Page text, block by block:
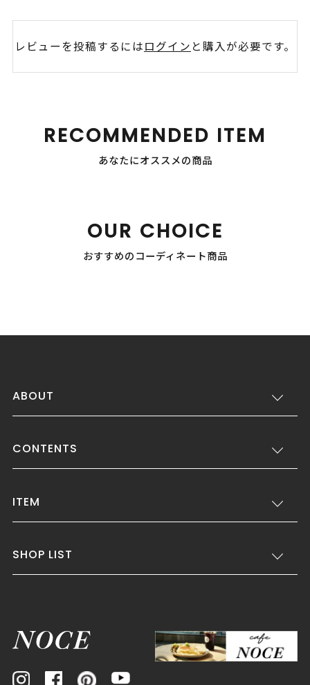
レビューを投稿するにはログイン と購入が必要です。
RECOMMENDED ITEM
あなたにオススメの商品
OUR CHOICE
おすすめのコーディネート商品
ABOUT
CONTENTS
ITEM
SHOP LIST